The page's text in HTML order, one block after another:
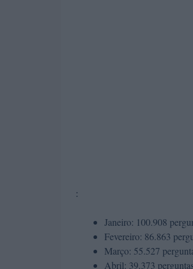
:
Janeiro: 100.908
Fevereiro: 86.863
Março: 55.527
Abril: 39.373